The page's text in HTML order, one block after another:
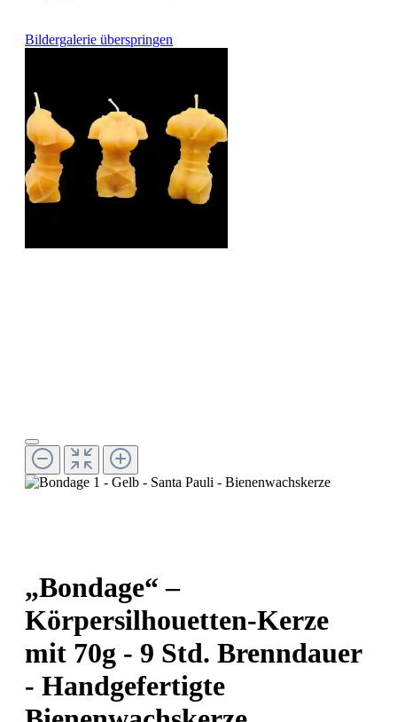
Bildergalerie überspringen
„Bondage“ –
Körpersilhouetten-Kerze
mit 70g - 9 Std. Brenndauer
- Handgefertigte